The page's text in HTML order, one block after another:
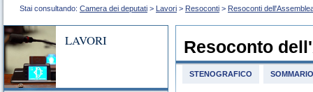
Stai consultando: Camera dei deputati > Lavori > Resoconti > Resoconti
LAVORI Resoconto
STENOGRAFICO SOMMARIO